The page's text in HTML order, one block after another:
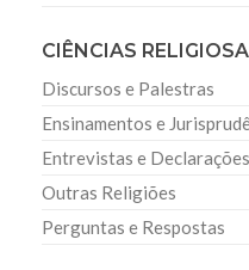
CIÊNCIAS
Discursos e Palestras
Ensinamentos e
Entrevistas e Declarações
Outras Religiões
Perguntas e Respostas